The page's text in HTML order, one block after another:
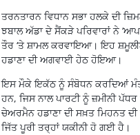
ਤਰਨਤਾਰਨ ਵਿਧਾਨ ਸਭਾ ਹਲਕੇ ਦੀ
ਝਬਾਲ ਅੱਡਾ ਦੇ ਸੈਂਕੜੇ ਪਰਿਵਾਰਾਂ ਨੇ
ਤੌਰ ‘ਤੇ ਸ਼ਾਮਲ ਕਰਵਾਇਆ। ਇਹ
ਹਡਾਣਾ ਦੀ ਅਗਵਾਈ ਹੇਠ ਹੋਇਆ।
ਇਸ ਮੌਕੇ ਇਕੱਠ ਨੂੰ ਸੰਬੋਧਨ ਕਰਦਿਆਂ
ਹਨ, ਜਿਸ ਨਾਲ ਪਾਰਟੀ ਨੂੰ ਜ਼ਮੀਨੀ
ਚੇਅਰਮੈਨ ਹਡਾਣਾ ਦੀ ਸਖ਼ਤ ਮਿਹਨਤ ਦੀ
ਜਿੱਤ ਪੂਰੀ ਤਰ੍ਹਾਂ ਯਕੀਨੀ ਹੋ ਗਈ ਹੈ।